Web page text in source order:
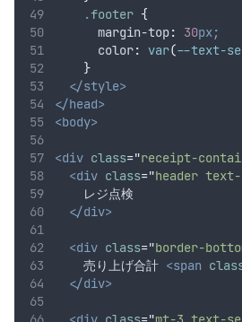
.footer {
margin-top: 30px;
color: var(--text-
}
</style>
</head>
<body>
<div class="receipt-
<div class="header
    レジ点検
</div>
<div class="border-
    売り上げ合計
<span
</div>